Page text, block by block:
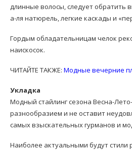
длинные волосы, следует обратить
а-ля натюрель, легкие каскады и
Гордым обладательницам челок
наискосок.
ЧИТАЙТЕ ТАКЖЕ: Модные вечерние
Укладка
Модный стайлинг сезона Весна-
разнообразием и не оставит
самых взыскательных гурманов и
Наиболее актуальными будут стили